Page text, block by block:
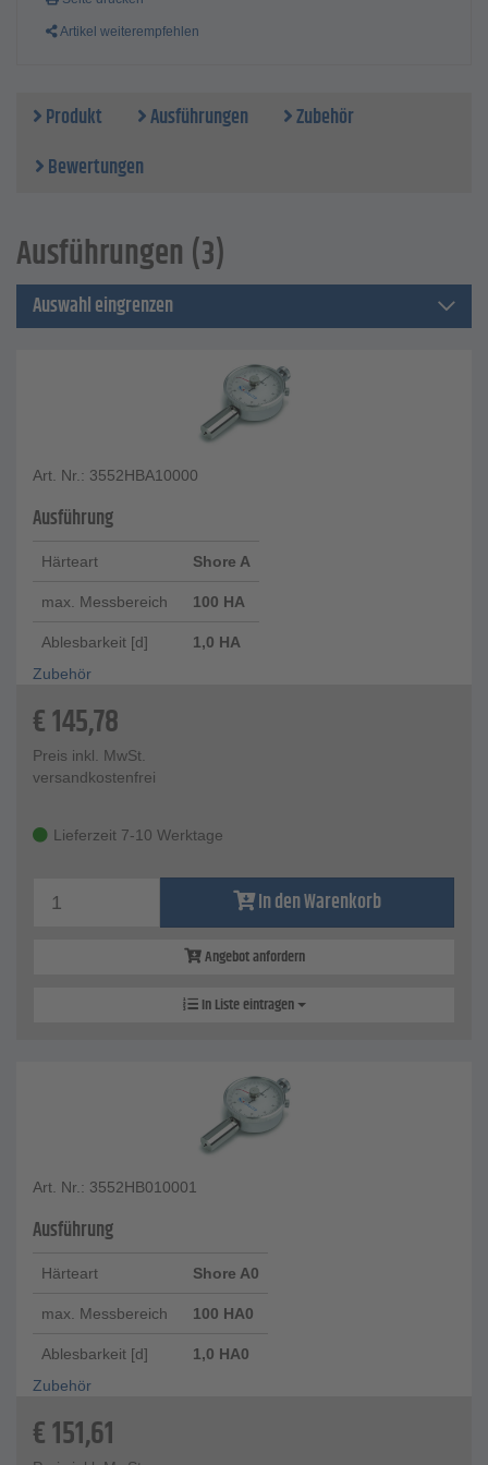
Artikel weiterempfehlen
Produkt Ausführungen
Zubehör
Bewertungen
Ausführungen (3)
Auswahl eingrenzen
Art. Nr.: 3552HBA10000
Ausführung
Härteart Shore A
max. Messbereich 100 HA
Ablesbarkeit [d]
1,0 HA
Zubehör
€145,78
Preis inkl. MwSt.
versandkostenfrei
Lieferzeit 7-10 Werktage
In den Warenkorb
Angebot anfordern
In Liste eintragen
Art. Nr.: 3552HB010001
Ausführung
Härteart Shore A0
max. Messbereich 100 HA0
Ablesbarkeit [d]
1,0 HA0
Zubehör
€151,61